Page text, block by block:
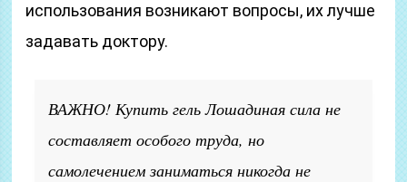
использования возникают вопросы, их лучше
задавать доктору.
ВАЖНО! Купить гель Лошадиная сила не
составляет особого труда, но
самолечением заниматься никогда не